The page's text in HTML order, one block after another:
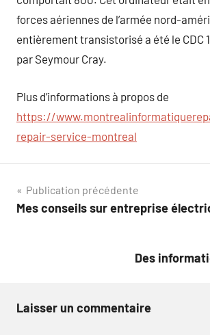
forces aériennes de l’armée nord-
entièrement transistorisé a été le CDC
par Seymour Cray.
Plus d’informations à propos de
https://
repair-service-montreal
Navigation
de
Publication précédente
Mes conseils sur entreprise
Des
Laisser un commentaire